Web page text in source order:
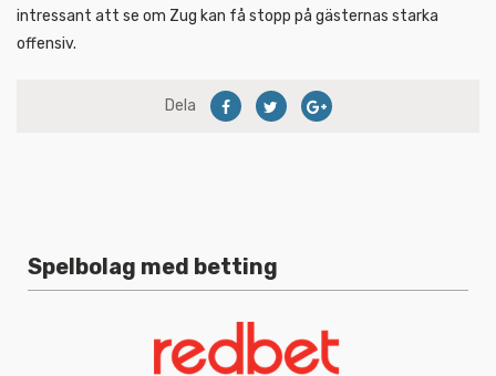
intressant att se om Zug kan få stopp på gästernas starka
offensiv.
Dela
Spelbolag med betting